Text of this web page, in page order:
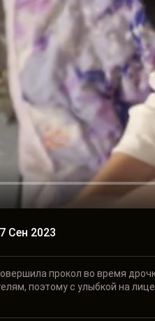
Сен 2023
прокол во время
поэтому с улыбкой на